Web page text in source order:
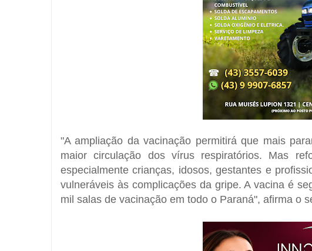
"A ampliação da vacinação permitirá que mais
maior circulação dos vírus respiratórios. Mas
especialmente crianças, idosos, gestantes e
vulneráveis às complicações da gripe. A vacina é
mil salas de vacinação em todo o Paraná", afirma o